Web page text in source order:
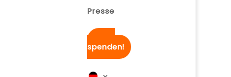
Presse
spenden!